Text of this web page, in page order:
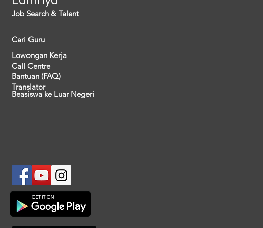
Job Search & Talent
Cari Guru
Lowongan Kerja
Call Centre
Bantuan (FAQ)
Translator
Beasiswa ke Luar Negeri